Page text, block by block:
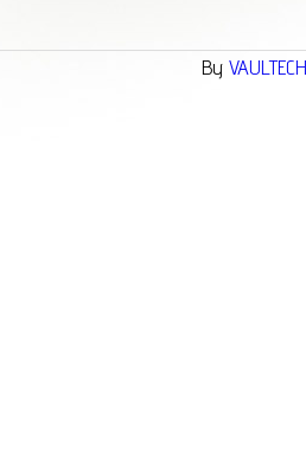
By VAULTECH